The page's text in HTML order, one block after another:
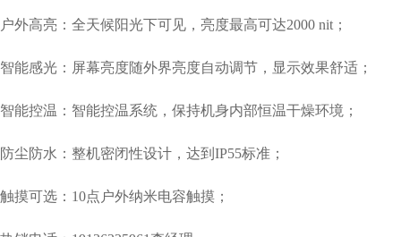
户外高亮：全天候阳光下可见，亮度最高可达2000 nit；
智能感光：屏幕亮度随外界亮度自动调节，显示效果舒适；
智能控温：智能控温系统，保持机身内部恒温干燥环境；
防尘防水：整机密闭性设计，达到IP55标准；
触摸可选：10点户外纳米电容触摸；